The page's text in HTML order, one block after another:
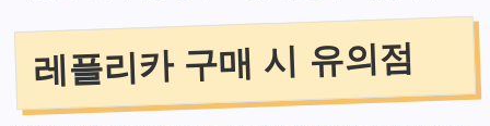
레플리카 구매 시 유의점